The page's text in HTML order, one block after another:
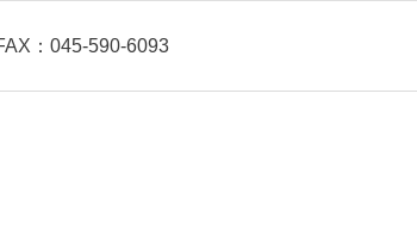
：045-590-6093